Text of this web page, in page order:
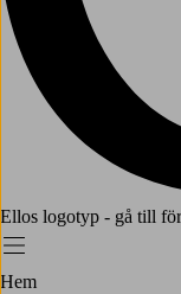
Ellos logotyp - gå till
Meny
Hem